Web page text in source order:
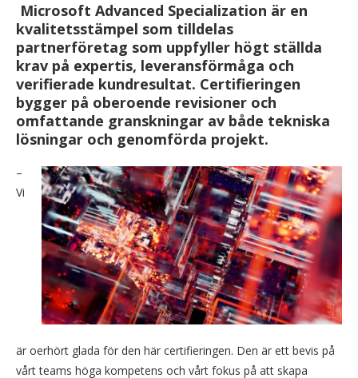
Microsoft Advanced Specialization är en
kvalitetsstämpel som tilldelas
partnerföretag som uppfyller högt ställda
krav på expertis, leveransförmåga och
verifierade kundresultat. Certifieringen
bygger på oberoende revisioner och
omfattande granskningar av både tekniska
lösningar och genomförda projekt.
–
Vi
är oerhört glada för den här certifieringen. Den är ett bevis på
vårt teams höga kompetens och vårt fokus på att skapa